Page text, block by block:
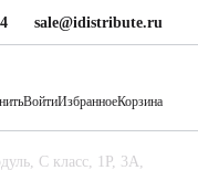
sale@idistribute.ru
ВойтиИзбранноеКорзина
C класс, 1P, 3А,